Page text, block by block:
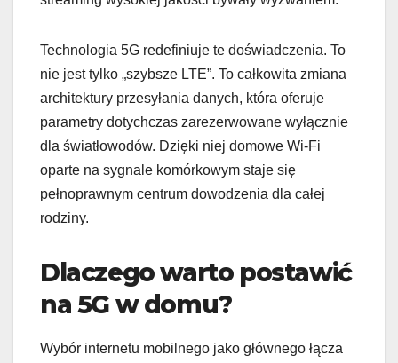
Technologia 5G redefiniuje te doświadczenia. To
nie jest tylko „szybsze LTE”. To całkowita zmiana
architektury przesyłania danych, która oferuje
parametry dotychczas zarezerwowane wyłącznie
dla światłowodów. Dzięki niej domowe Wi-Fi
oparte na sygnale komórkowym staje się
pełnoprawnym centrum dowodzenia dla całej
rodziny.
Dlaczego warto postawić
na 5G w domu?
Wybór internetu mobilnego jako głównego łącza